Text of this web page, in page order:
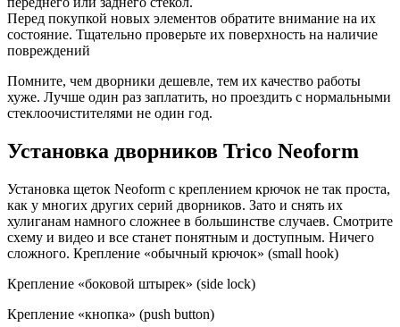
Перед покупкой новых элементов обратите внимание на их
состояние. Тщательно проверьте их поверхность на наличие
повреждений
Помните, чем дворники дешевле, тем их качество работы
хуже. Лучше один раз заплатить, но проездить с нормальными
стеклоочистителями не один год.
Установка дворников Trico Neoform
Установка щеток Neoform с креплением крючок не так проста,
как у многих других серий дворников. Зато и снять их
хулиганам намного сложнее в большинстве случаев. Смотрите
схему и видео и все станет понятным и доступным. Ничего
сложного. Крепление «обычный крючок» (small hook)
Крепление «боковой штырек» (side lock)
Крепление «кнопка» (push button)